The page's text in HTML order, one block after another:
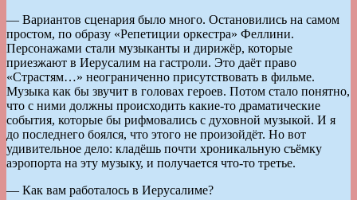
— Вариантов сценария было много. Остановились на самом
простом, по образу «Репетиции оркестра» Феллини.
Персонажами стали музыканты и дирижёр, которые
приезжают в Иерусалим на гастроли. Это даёт право
«Страстям…» неограниченно присутствовать в фильме.
Музыка как бы звучит в головах героев. Потом стало понятно,
что с ними должны происходить какие-то драматические
события, которые бы рифмовались с духовной музыкой. И я
до последнего боялся, что этого не произойдёт. Но вот
удивительное дело: кладёшь почти хроникальную съёмку
аэропорта на эту музыку, и получается что-то третье.
— Как вам работалось в Иерусалиме?